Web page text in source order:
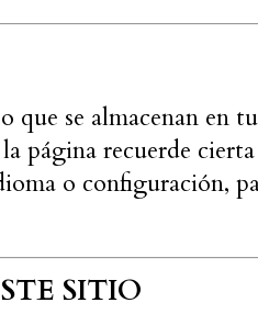
que se almacenan en
página recuerde
o configuración,
SITIO